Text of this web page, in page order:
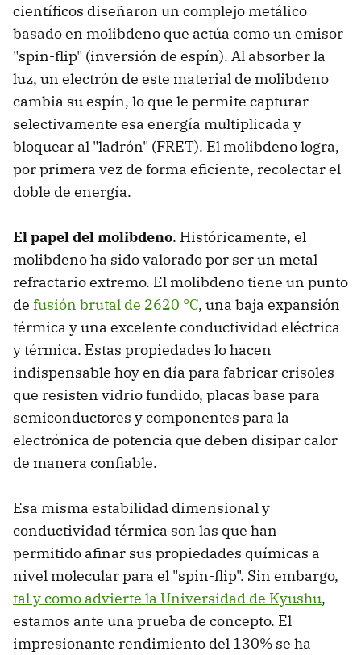
científicos diseñaron un complejo metálico
basado en molibdeno que actúa como un emisor
"spin-flip" (inversión de espín). Al absorber la
luz, un electrón de este material de molibdeno
cambia su espín, lo que le permite capturar
selectivamente esa energía multiplicada y
bloquear al "ladrón" (FRET). El molibdeno logra,
por primera vez de forma eficiente, recolectar el
doble de energía.
El papel del molibdeno. Históricamente, el
molibdeno ha sido valorado por ser un metal
refractario extremo. El molibdeno tiene un punto
de fusión brutal de 2620 °C, una baja expansión
térmica y una excelente conductividad eléctrica
y térmica. Estas propiedades lo hacen
indispensable hoy en día para fabricar crisoles
que resisten vidrio fundido, placas base para
semiconductores y componentes para la
electrónica de potencia que deben disipar calor
de manera confiable.
Esa misma estabilidad dimensional y
conductividad térmica son las que han
permitido afinar sus propiedades químicas a
nivel molecular para el "spin-flip". Sin embargo,
tal y como advierte la Universidad de Kyushu,
estamos ante una prueba de concepto. El
impresionante rendimiento del 130% se ha